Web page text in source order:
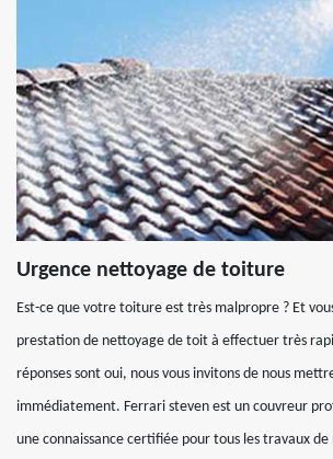
Urgence nettoyage de toiture
Est-ce que votre toiture est très malpropre ? Et
prestation de nettoyage de toit à effectuer très
réponses sont oui, nous vous invitons de nous
immédiatement. Ferrari steven est un couvreur
une connaissance certifiée pour tous les travaux